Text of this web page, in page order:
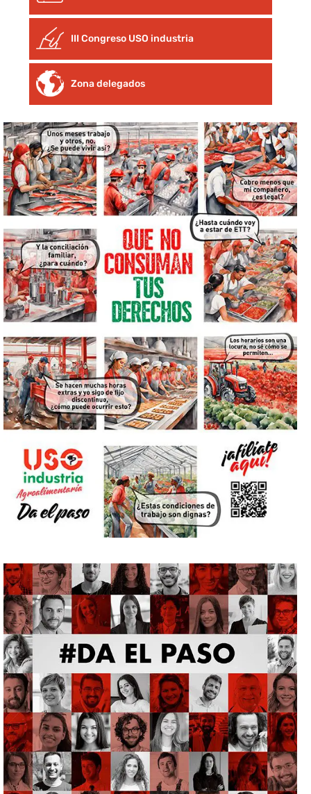
III Congreso USO industria
Zona delegados